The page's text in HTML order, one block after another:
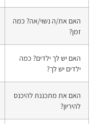
האם את/ה נשוי/אה? כמה
זמן?
האם יש לך ילדים? כמה
ילדים יש לך?
האם את מתכננת להיכנס
להיריון?